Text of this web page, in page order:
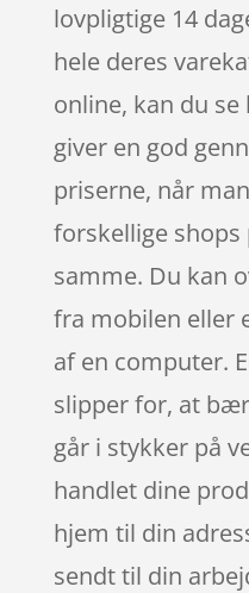
lovpligtige 14
hele deres
online, kan du
giver en god
priserne, når
forskellige
samme. Du kan
fra mobilen eller
af en computer.
slipper for, at
går i stykker på
handlet dine
hjem til din
sendt til din